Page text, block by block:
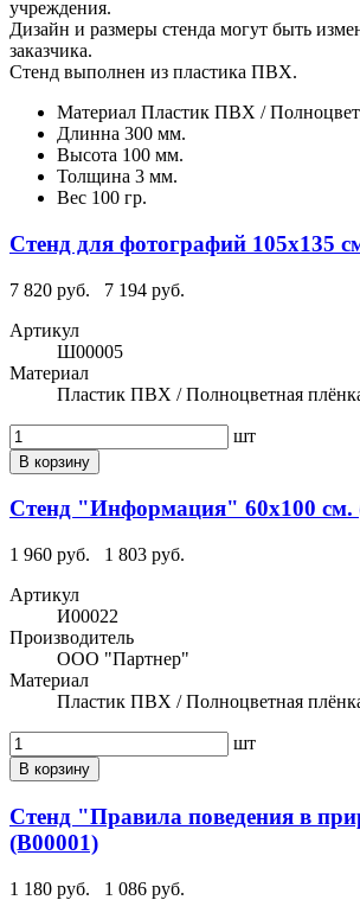
учреждения.
Дизайн и размеры стенда могут быть
заказчика.
Стенд выполнен из пластика ПВХ.
Материал Пластик ПВХ /
Длинна 300 мм.
Высота 100 мм.
Толщина 3 мм.
Вес 100 гр.
Стенд для фотографий 105х135
7 820 руб.
7 194 руб.
Артикул
Ш00005
Материал
Пластик ПВХ / Полноцветная
шт
В корзину
Стенд "Информация" 60х100 см.
1 960 руб.
1 803 руб.
Артикул
И00022
Производитель
ООО "Партнер"
Материал
Пластик ПВХ / Полноцветная
шт
В корзину
Стенд "Правила поведения в
(В00001)
1 180 руб.
1 086 руб.